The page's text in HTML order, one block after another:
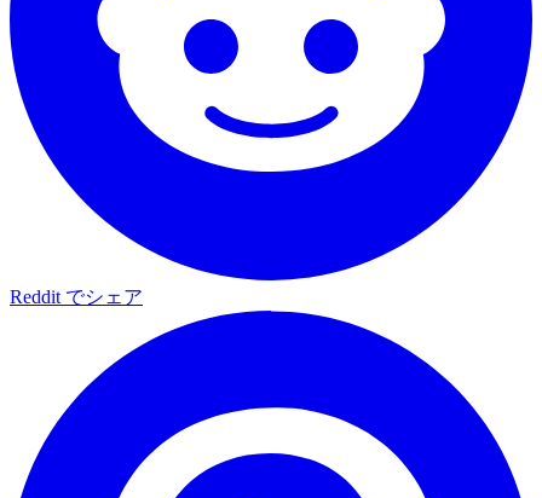
Reddit でシェア